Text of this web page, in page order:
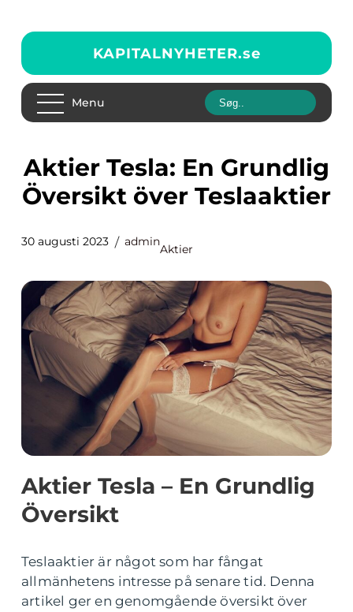
KAPITALNYHETER.se
Menu
Aktier Tesla: En Grundlig
Översikt över Teslaaktier
30 augusti 2023 admin
Aktier
Aktier Tesla – En Grundlig
Översikt
Teslaaktier är något som har fångat
allmänhetens intresse på senare tid. Denna
artikel ger en genomgående översikt över